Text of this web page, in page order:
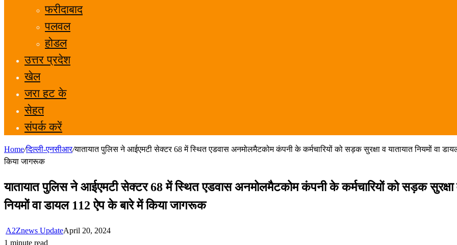
फरीदाबाद
पलवल
होडल
उत्तर प्रदेश
खेल
जरा हट के
सेहत
संपर्क करें
Home/दिल्ली-एनसीआर/यातायात पुलिस ने आईएमटी सेक्टर 68 में स्थित एडवास अनमोलमैटकोम कंपनी के कर्मचारियों को सड़क सुरक्षा व यातायात नियमों वा
किया जागरूक
यातायात पुलिस ने आईएमटी सेक्टर 68 में स्थित एडवास अनमोलमैटकोम कंपनी के कर्मचारियों को सड़क सुरक्षा
नियमों वा डायल 112 ऐप के बारे में किया जागरूक
A2Znews UpdateApril 20, 2024
1 minute read